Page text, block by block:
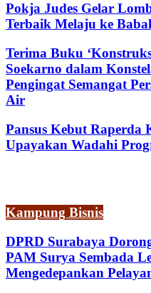
Pokja Judes Gelar
Terbaik Melaju ke
Terima Buku
Soekarno dalam
Pengingat Semangat
Air
Pansus Kebut Raperda
Upayakan Wadahi
Kampung Bisnis
DPRD Surabaya
PAM Surya Sembada
Mengedepankan